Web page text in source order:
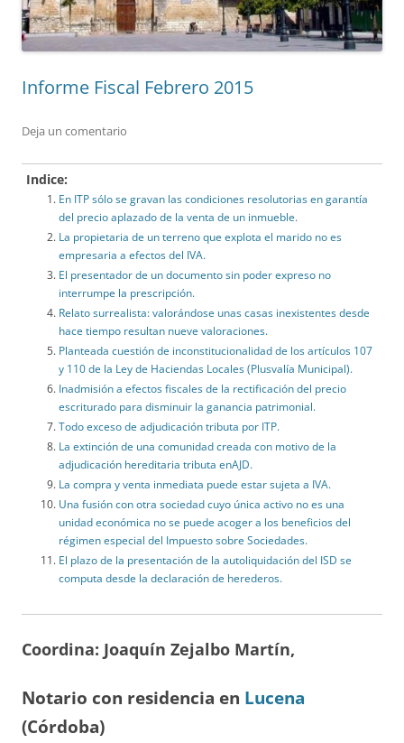
Informe Fiscal Febrero 2015
Deja un comentario
Indice:
En ITP sólo se gravan las condiciones resolutorias en garantía
del precio aplazado de la venta de un inmueble.
La propietaria de un terreno que explota el marido no es
empresaria a efectos del IVA.
El presentador de un documento sin poder expreso no
interrumpe la prescripción.
Relato surrealista: valorándose unas casas inexistentes desde
hace tiempo resultan nueve valoraciones.
Planteada cuestión de inconstitucionalidad de los artículos 107
y 110 de la Ley de Haciendas Locales (Plusvalía Municipal).
Inadmisión a efectos fiscales de la rectificación del precio
escriturado para disminuir la ganancia patrimonial.
Todo exceso de adjudicación tributa por ITP.
La extinción de una comunidad creada con motivo de la
adjudicación hereditaria tributa enAJD.
La compra y venta inmediata puede estar sujeta a IVA.
Una fusión con otra sociedad cuyo única activo no es una
unidad económica no se puede acoger a los beneficios del
régimen especial del Impuesto sobre Sociedades.
El plazo de la presentación de la autoliquidación del ISD se
computa desde la declaración de herederos.
Coordina: Joaquín Zejalbo Martín,
Notario con residencia en Lucena
(Córdoba)